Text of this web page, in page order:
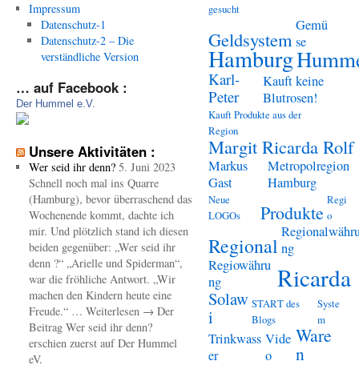
Impressum
Datenschutz-1
Datenschutz-2 – Die
verständliche Version
… auf Facebook :
Der Hummel e.V.
Unsere Aktivitäten :
Wer seid ihr denn? 5. Juni 2023
Schnell noch mal ins Quarre
(Hamburg), bevor überraschend das
Wochenende kommt, dachte ich
mir. Und plötzlich stand ich diesen
beiden gegenüber: „Wer seid ihr
denn ?“ „Arielle und Spiderman“,
war die fröhliche Antwort. „Wir
machen den Kindern heute eine
Freude.“ … Weiterlesen → Der
Beitrag Wer seid ihr denn?
erschien zuerst auf Der Hummel
eV.
gesucht
Geldsystem
Gemü
se
Hamburg
Karl-
Peter
Kauft keine
Blutrosen!
Kauft Produkte aus der
Region
Margit Ricarda Rolf
Markus
Gast
Metropolregion
Hamburg
Neue
LOGOs
Produkte
Regi
o
Regional ng
Regiowähru
ng
Ricarda
Solaw
i
START des
Blogs
Syste
m
Trinkwass
er
Vide
o
Ware
n